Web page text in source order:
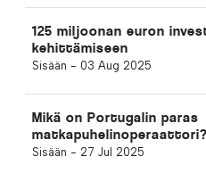
125 miljoonan euron
kehittämiseen
Sisään - 03 Aug 2025
Mikä on Portugalin paras
matkapuhelinoperaattori?
Sisään - 27 Jul 2025